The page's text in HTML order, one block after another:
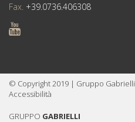
Fax. +39.0736.406308
© Copyright2019 | Gruppo Gabrielli
Accessibilità
GRUPPO GABRIELLI